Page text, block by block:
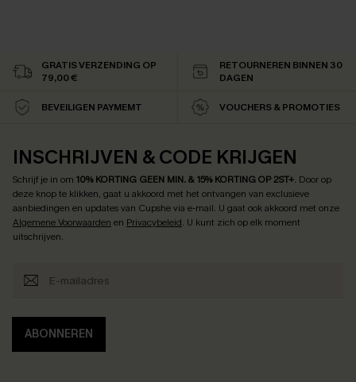
GRATIS VERZENDING OP
79,00 €
RETOURNEREN BINNEN 30
DAGEN
BEVEILIGEN PAYMEMT VOUCHERS & PROMOTIES
INSCHRIJVEN & CODE KRIJGEN
Schrijf je in om 10% KORTING GEEN MIN. & 15% KORTING OP 2ST+. Door op
deze knop te klikken, gaat u akkoord met het ontvangen van exclusieve
aanbiedingen en updates van Cupshe via e-mail. U gaat ook akkoord met onze
Algemene Voorwaarden en Privacybeleid. U kunt zich op elk moment
uitschrijven.
ABONNEREN